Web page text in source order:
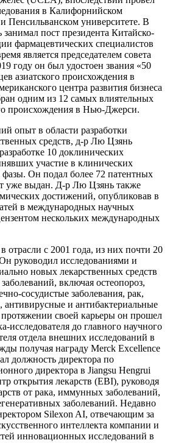
в Калифорнийском
Пенсильванском университете. В
пост президента Китайско-
фармацевтических специалистов
является председателем совета
году он был удостоен звания «50
азиатского происхождения в
центра развития бизнеса
одним из 12 самых влиятельных
происхождения в Нью-Джерси.
опыт в области разработки
средств, д-р Лю Цзянь
10 доклинических
участие в клинических
Он подал более 72 патентных
уже выдан. Д-р Лю Цзянь также
достижений, опубликовав в
в международных научных
нескольких международных
отрасли с 2001 года, из них почти 20
руководил исследованиями и
новых лекарственных средств
включая остеопороз,
сосудистые заболевания, рак,
и антибактериальные
своей карьеры он прошел
исследователя до главного научного
отдела внешних исследований в
получая награду Merck Excellence
должность директора по
директора в Jiangsu Hengrui
открытия лекарств (EBI), руководя
от рака, иммунных заболеваний,
заболеваний. Недавно
Silexon AI, отвечающим за
интеллекта компании и
инновационных исследований в